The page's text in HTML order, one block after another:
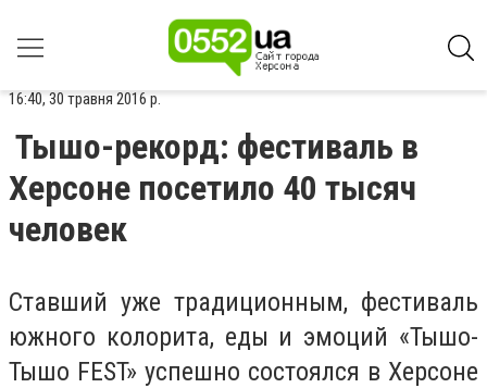
16:40, 30 травня 2016 р.
Тышо-рекорд: фестиваль в
Херсоне посетило 40 тысяч
человек
Ставший уже традиционным, фестиваль
южного колорита, еды и эмоций «Тышо-
Тышо FEST» успешно состоялся в Херсоне